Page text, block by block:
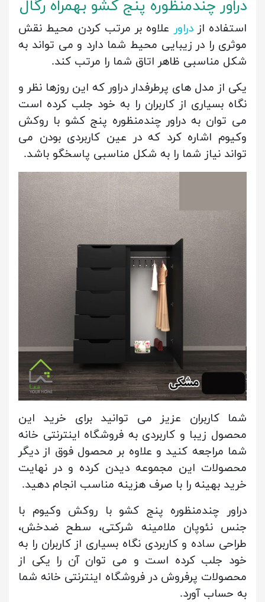
دراور چندمنظوره پنج کشو بهمراه رگال
استفاده ازدراور علاوه بر مرتب کردن محیط نقش
موثری را در زیبایی محیط شما دارد و می تواند به
شکل مناسبی ظاهر اتاق شما را مرتب کند.
یکی از مدل های پرطرفدار دراور که این روزها نظر و
نگاه بسیاری از کاربران را به خود جلب کرده است
می توان به دراور چندمنظوره پنج کشو با روکش
وکیوم اشاره کرد که در عین کاربردی بودن می
تواند نیاز شما را به شکل مناسبی پاسخگو باشد.
شما کاربران عزیز می توانید برای خرید این
محصول زیبا و کاربردی به فروشگاه اینترنتی خانه
شما مراجعه کنید و علاوه بر محصول فوق از دیگر
محصولات این مجموعه دیدن کرده و در نهایت
خرید بهینه را با صرف هزینه مناسب انجام دهید.
دراور چندمنظوره پنج کشو با روکش وکیوم با
جنس نئوپان ملامینه شرکتی، سطح ضدخش،
طراحی ساده و کاربردی نگاه بسیاری از کاربران را به
خود جلب کرده است و می توان آن را یکی از
محصولات پرفروش در فروشگاه اینترنتی خانه شما
به حساب آورد.